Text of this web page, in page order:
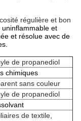
régulière et bon
et
et résolue avec de
de propanediol
chimiques
sans couleur
de propanediol
de textile,